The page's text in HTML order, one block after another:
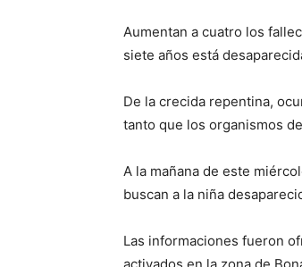
Aumentan a cuatro los
siete años está
De la crecida repentina,
tanto que los organismos
A la mañana de este
buscan a la niña
Las informaciones fueron